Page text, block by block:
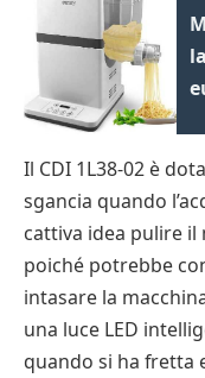
Il CDI 1L38-02 è
sgancia quando
cattiva idea pulire
poiché potrebbe
intasare la
una luce LED
quando si ha fretta